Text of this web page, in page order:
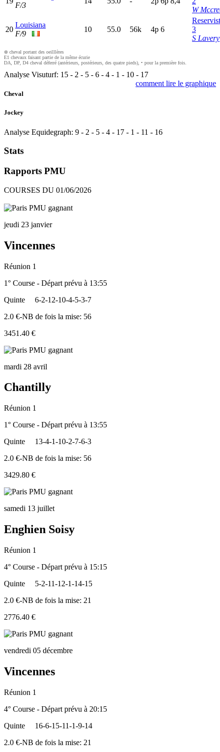
F/3
W
20
Louisiana
F/9
10 55.0 56k 4p 6
3
S Lavery
⊗ cheval portant des oeilllères
E1 chevaux faisant partie de la même écurie
DA, DP, D4 cheval déferré (antérieurs, postérieurs, des quatre pieds), • pour la première fois.
Analyse Visuturf: 15 - 2 - 5 - 6 - 4 - 1 - 10 - 17
comment lire le graphique
Cheval
Jockey
Analyse Equidegraph: 9 - 2 - 5 - 4 - 17 - 1 - 11 - 16
Stats
Rapports PMU
COURSES DU 01/06/2026
jeudi 23 janvier
Vincennes
Réunion 1
1° Course - Départ prévu à 13:55
Quinte
6-2-12-10-4-5-3-7
2.0 €-NB de fois la mise: 56
3451.40 €
mardi 28 avril
Chantilly
Réunion 1
1° Course - Départ prévu à 13:55
Quinte
13-4-1-10-2-7-6-3
2.0 €-NB de fois la mise: 56
3429.80 €
samedi 13 juillet
Enghien Soisy
Réunion 1
4° Course - Départ prévu à 15:15
Quinte
5-2-11-12-1-14-15
2.0 €-NB de fois la mise: 21
2776.40 €
vendredi 05 décembre
Vincennes
Réunion 1
4° Course - Départ prévu à 20:15
Quinte
16-6-15-11-1-9-14
2.0 €-NB de fois la mise: 21